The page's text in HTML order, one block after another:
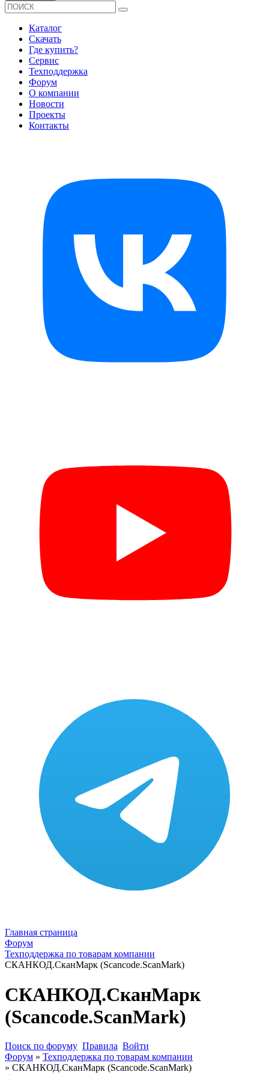
Каталог
Скачать
Где купить?
Сервис
Техподдержка
Форум
О компании
Новости
Проекты
Контакты
Главная страница
Форум
Техподдержка по товарам компании
СКАНКОД.СканМарк (Scancode.ScanMark)
СКАНКОД.СканМарк
(Scancode.ScanMark)
Поиск по форуму Правила Войти
Форум » Техподдержка по товарам компании
» СКАНКОД.СканМарк (Scancode.ScanMark)